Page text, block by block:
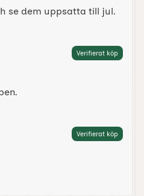
se dem uppsatta till jul.
Verifierat köp
Verifierat köp